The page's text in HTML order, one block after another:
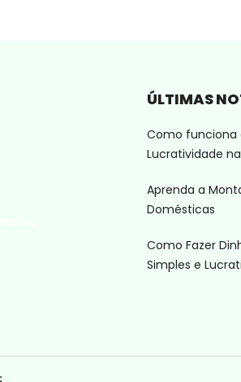
ÚLTIMAS
Como funciona
Lucratividade
Aprenda a
Domésticas
Como Fazer
Simples e